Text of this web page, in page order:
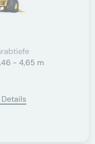
- 4,65 m